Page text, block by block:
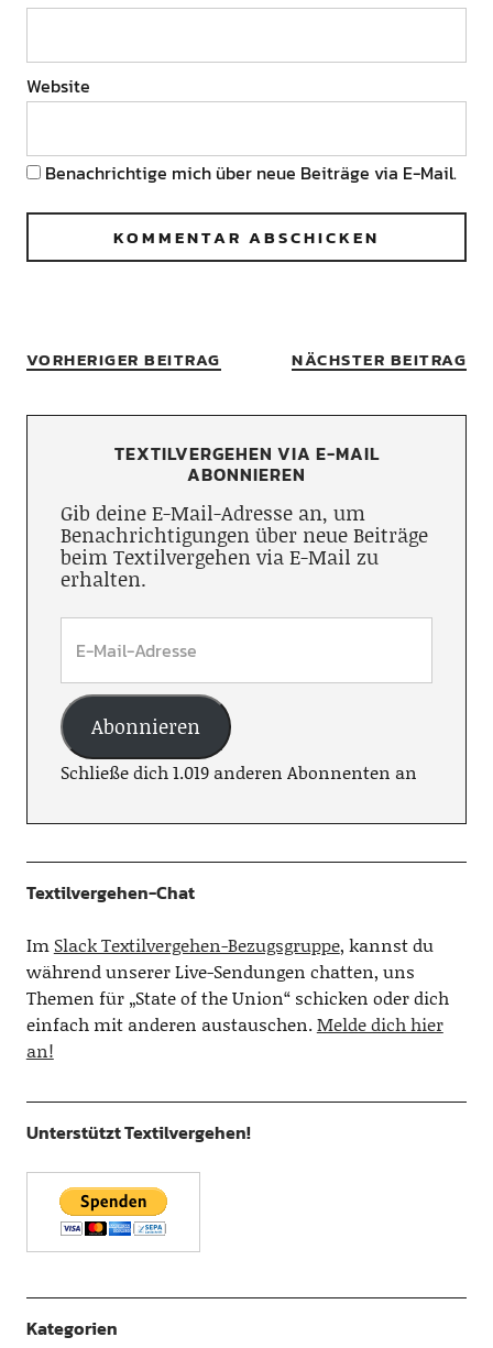
Website
Benachrichtige mich über neue Beiträge via E-Mail.
VORHERIGER BEITRAG NÄCHSTER BEITRAG
TEXTILVERGEHEN VIA E-MAIL
ABONNIEREN
Gib deine E-Mail-Adresse an, um
Benachrichtigungen über neue Beiträge
beim Textilvergehen via E-Mail zu
erhalten.
Abonnieren
Schließe dich 1.019 anderen Abonnenten an
Textilvergehen-Chat
Im Slack Textilvergehen-Bezugsgruppe, kannst du
während unserer Live-Sendungen chatten, uns
Themen für „State of the Union“ schicken oder dich
einfach mit anderen austauschen.Melde dich hier
an!
Unterstützt Textilvergehen!
Kategorien